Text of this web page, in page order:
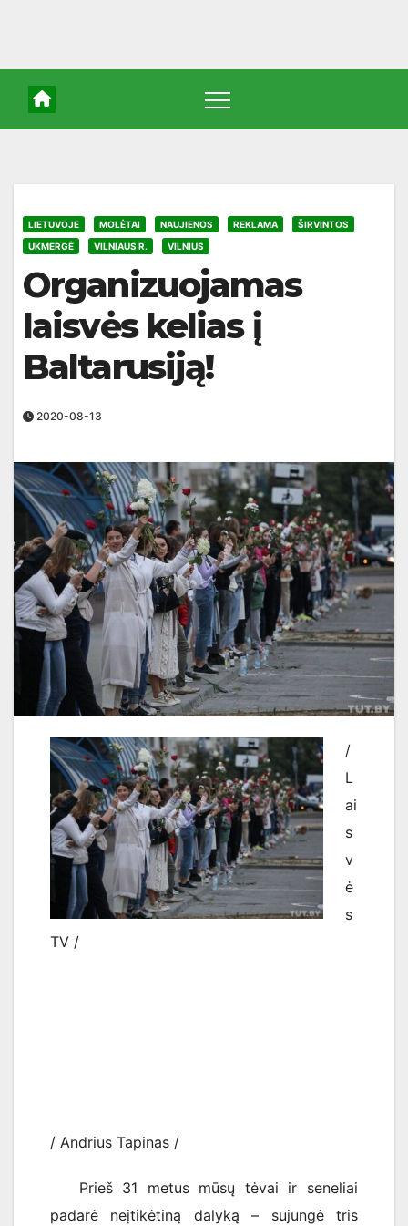
LIETUVOJE MOLĖTAI NAUJIENOS REKLAMA
ŠIRVINTOS
UKMERGĖ
VILNIAUS R. VILNIUS
Organizuojamas
laisvės kelias į
Baltarusiją!
2020-08-13
/
L
ai
s
v
ė
s
TV /
/ Andrius Tapinas /
Prieš 31 metus mūsų tėvai ir seneliai
padarė neįtikėtiną dalyką – sujungė tris